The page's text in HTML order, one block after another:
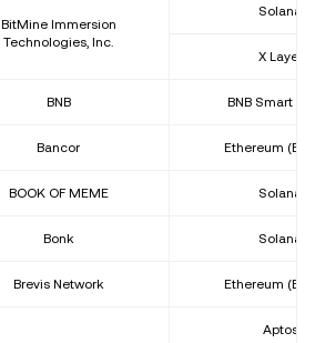
BitMine Immersion
Technologies, Inc.
Solana
X Layer
BNB BNB Smart
Bancor Ethereum
BOOK OF MEME Solana
Bonk Solana
Brevis Network Ethereum
Aptos